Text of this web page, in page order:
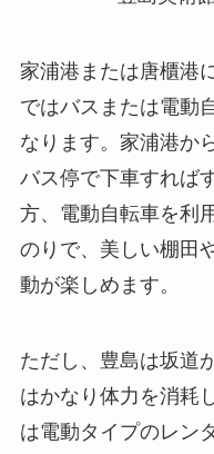
家浦港または唐櫃港
ではバスまたは電動
なります。家浦港か
バス停で下車すれば
方、電動自転車を利
のりで、美しい棚田
動が楽しめます。
ただし、豊島は坂道
はかなり体力を消耗
は電動タイプのレン